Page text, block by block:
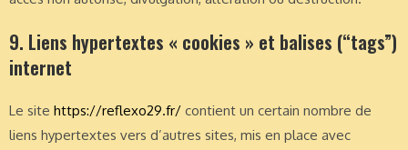
9. Liens hypertextes « cookies » et balises (“tags”)
internet
Le site https://reflexo29.fr/ contient un certain nombre de
liens hypertextes vers d’autres sites, mis en place avec